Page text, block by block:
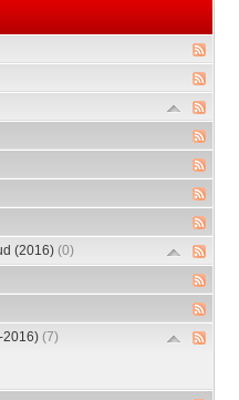
(2016) (0)
2016) (7)